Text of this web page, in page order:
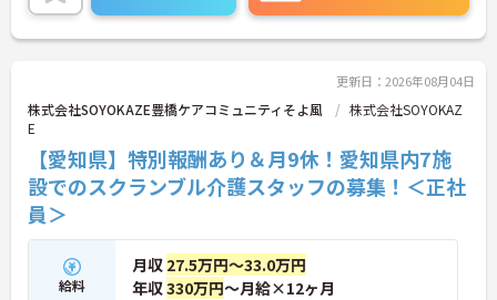
更新日：2026年08月04日
株式会社SOYOKAZE豊橋ケアコミュニティそよ風
株式会社SOYOKAZ
E
【愛知県】特別報酬あり＆月9休！愛知県内7施
設でのスクランブル介護スタッフの募集！＜正社
員＞
給料
月収 27.5万円～33.0万円
年収330万円～月給×12ヶ月